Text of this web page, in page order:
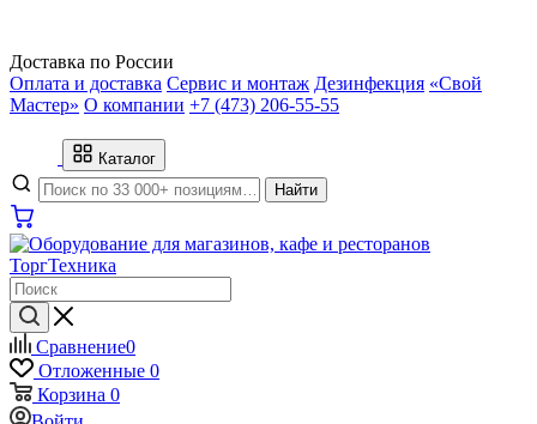
Доставка по России
Оплата и доставка Сервис и монтаж Дезинфекция «Свой
Мастер» О компании +7 (473) 206-55-55
Каталог
Найти
Сравнение0
Отложенные 0
Корзина 0